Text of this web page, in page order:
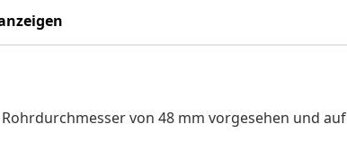
von 48 mm vorgesehen und auf